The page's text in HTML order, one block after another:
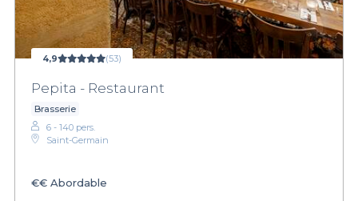
4,9 (53)
Pepita - Restaurant
Brasserie
6 - 140 pers.
Saint-Germain
€€ Abordable